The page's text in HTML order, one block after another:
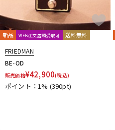
新品 WEB注文店頭受取可 送料無料
FRIEDMAN
BE-OD
販売価格¥42,900(税込)
ポイント：1% (390pt)